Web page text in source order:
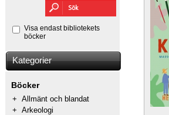
Visa endast bibliotekets
böcker
Kategorier
Böcker
+ Allmänt och blandat
+ Arkeologi